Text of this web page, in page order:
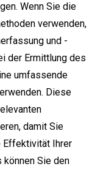
Wenn Sie die
verwenden,
und -
der Ermittlung des
umfassende
Diese
damit Sie
Effektivität Ihrer
Sie den